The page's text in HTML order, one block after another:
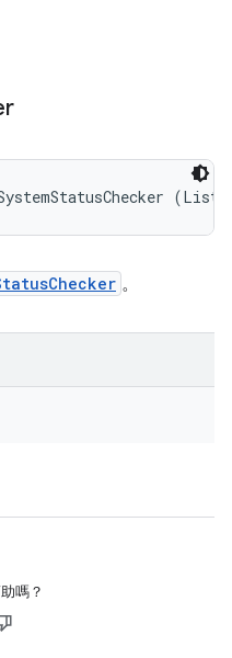
(List<
。
嗎？